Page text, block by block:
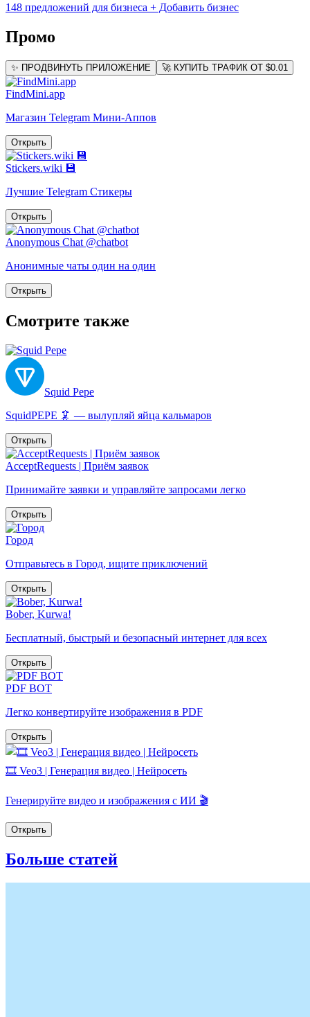
148 предложений для бизнеса + Добавить бизнес
Промо
✨ ПРОДВИНУТЬ ПРИЛОЖЕНИЕ 🚀 КУПИТЬ ТРАФИК ОТ $0.01
FindMini.app
Магазин Telegram Мини-Аппов
Открыть
Stickers.wiki 💾
Лучшие Telegram Стикеры
Открыть
Anonymous Chat @chatbot
Анонимные чаты один на один
Открыть
Смотрите также
Squid Pepe
SquidPEPE 🦑 — вылупляй яйца кальмаров
Открыть
AcceptRequests | Приём заявок
Принимайте заявки и управляйте запросами легко
Открыть
Город
Отправьтесь в Город, ищите приключений
Открыть
Bober, Kurwa!
Бесплатный, быстрый и безопасный интернет для всех
Открыть
PDF BOT
Легко конвертируйте изображения в PDF
Открыть
🎞️ Veo3 | Генерация видео | Нейросеть
Генерируйте видео и изображения с ИИ 🎬
Открыть
Больше статей